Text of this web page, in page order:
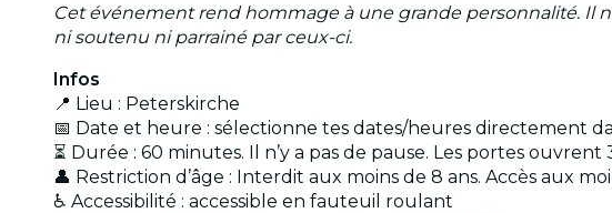
Cet événement rend hommage à une grande personnalité. Il
ni soutenu ni parrainé par ceux-ci.
Infos
📍 Lieu : Peterskirche
📅 Date et heure : sélectionne tes dates/heures directement
⏳ Durée : 60 minutes. Il n’y a pas de pause. Les portes
👤 Restriction d’âge : Interdit aux moins de 8 ans. Accès aux
♿ Accessibilité : accessible en fauteuil roulant